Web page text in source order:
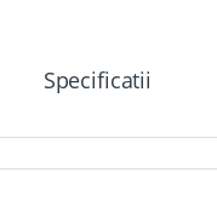
Specificatii